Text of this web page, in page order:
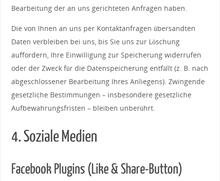
Bearbeitung der an uns gerichteten Anfragen haben.
Die von Ihnen an uns per Kontaktanfragen übersandten
Daten verbleiben bei uns, bis Sie uns zur Löschung
auffordern, Ihre Einwilligung zur Speicherung widerrufen
oder der Zweck für die Datenspeicherung entfällt (z. B. nach
abgeschlossener Bearbeitung Ihres Anliegens). Zwingende
gesetzliche Bestimmungen – insbesondere gesetzliche
Aufbewahrungsfristen – bleiben unberührt.
4. Soziale Medien
Facebook Plugins (Like & Share-Button)